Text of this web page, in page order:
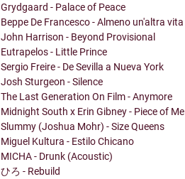
Grydgaard - Palace of Peace
Beppe De Francesco - Almeno un'altra vita
John Harrison - Beyond Provisional
Eutrapelos - Little Prince
Sergio Freire - De Sevilla a Nueva York
Josh Sturgeon - Silence
The Last Generation On Film - Anymore
Midnight South x Erin Gibney - Piece of Me
Slummy (Joshua Mohr) - Size Queens
Miguel Kultura - Estilo Chicano
MICHA - Drunk (Acoustic)
ひろ - Rebuild